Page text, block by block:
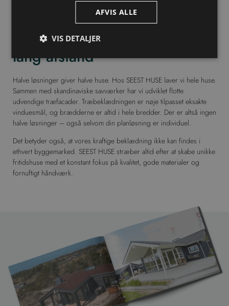
INGEN HALVE LØSNINGER
SEEST HUSE kan kendes på
lang afstand
Halve løsninger giver halve huse. Hos SEEST HUSE laver vi hele huse.
Sammen med skandinaviske savværker har vi udviklet flotte
udvendige træfacader. Træbeklædningen er nøje tilpasset eksakte
vinduesmål, og brædderne er altid i hele bredder. Der er altså ingen
halve løsninger – også selvom din planløsning er individuel.
Det betyder også, at vores kraftige beklædning ikke kan findes i
ethvert byggemarked. SEEST HUSE stræber altid efter at skabe unikke
fritidshuse med et konstant fokus på kvalitet, gode materialer og
fornuftigt håndværk.
AFVIS ALLE
VIS DETALJER